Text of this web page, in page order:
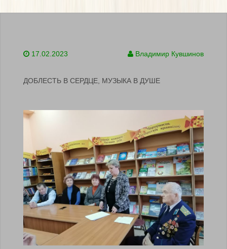
17.02.2023 Владимир Кувшинов
ДОБЛЕСТЬ В СЕРДЦЕ, МУЗЫКА В ДУШЕ